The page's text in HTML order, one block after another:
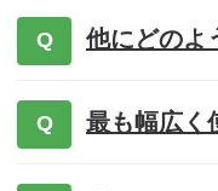
Q 他にどのよ
Q 最も幅広く